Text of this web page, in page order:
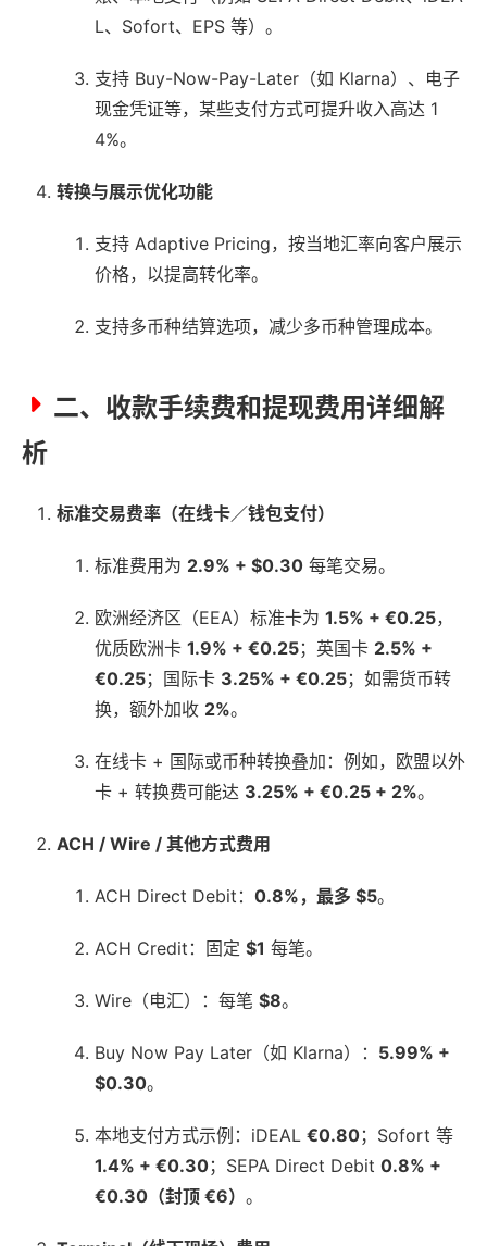
L、Sofort、EPS 等）。
支持 Buy-Now-Pay-Later（如 Klarna）、电子
现金凭证等，某些支付方式可提升收入高达 1
4%。
转换与展示优化功能
支持 Adaptive Pricing，按当地汇率向客户展示
价格，以提高转化率。
支持多币种结算选项，减少多币种管理成本。
二、收款手续费和提现费用详细解
析
标准交易费率（在线卡／钱包支付）
标准费用为 2.9% + $0.30 每笔交易。
欧洲经济区（EEA）标准卡为 1.5% + €0.25，
优质欧洲卡 1.9% + €0.25；英国卡 2.5% +
€0.25；国际卡 3.25% + €0.25；如需货币转
换，额外加收 2%。
在线卡 + 国际或币种转换叠加：例如，欧盟以外
卡 + 转换费可能达 3.25% + €0.25 + 2%。
ACH / Wire / 其他方式费用
ACH Direct Debit： 0.8%，最多 $5。
ACH Credit：固定 $1 每笔。
Wire（电汇）：每笔 $8。
Buy Now Pay Later（如 Klarna）： 5.99% +
$0.30。
本地支付方式示例：iDEAL €0.80；Sofort 等
1.4% + €0.30；SEPA Direct Debit 0.8% +
€0.30（封顶 €6） 。